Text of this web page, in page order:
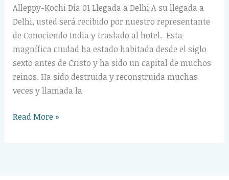
Alleppy-Kochi Día 01 Llegada a Delhi A su llegada a
Delhi, usted será recibido por nuestro representante
de Conociendo India y traslado al hotel. Esta
magnífica ciudad ha estado habitada desde el siglo
sexto antes de Cristo y ha sido un capital de muchos
reinos. Ha sido destruida y reconstruida muchas
veces y llamada la
Read More »